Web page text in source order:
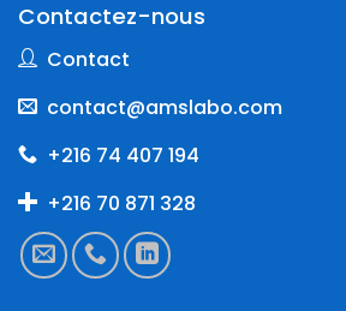
Contactez-nous
Contact
contact@amslabo.com
+216 74 407 194
+216 70 871 328